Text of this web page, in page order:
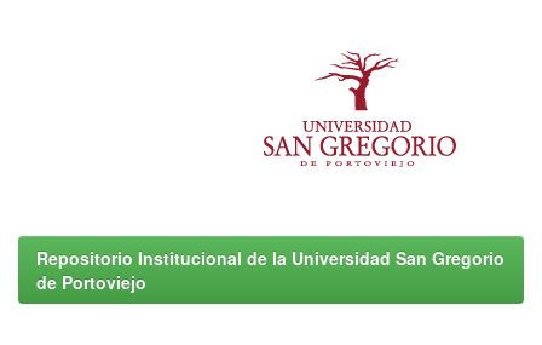
Repositorio Institucional de la Universidad San Gregorio
de Portoviejo